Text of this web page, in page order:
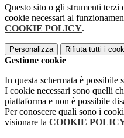
Questo sito o gli strumenti terzi
cookie necessari al
COOKIE POLICY.
Personalizza Rifiuta tutti i
Gestione cookie
In questa schermata è possibile
I cookie necessari sono quelli
piattaforma e non è possibile
Per conoscere quali sono i
visionare la COOKIE